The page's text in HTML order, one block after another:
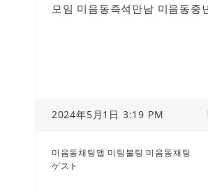
모임 미음동즉석만남 미음동
2024年5月1日 3:19 PM
미음동채팅앱 미팅불팅 미음동채팅
ゲスト